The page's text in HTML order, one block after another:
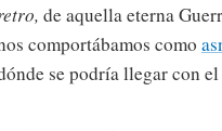
de aquella eterna
comportábamos como
se podría llegar con